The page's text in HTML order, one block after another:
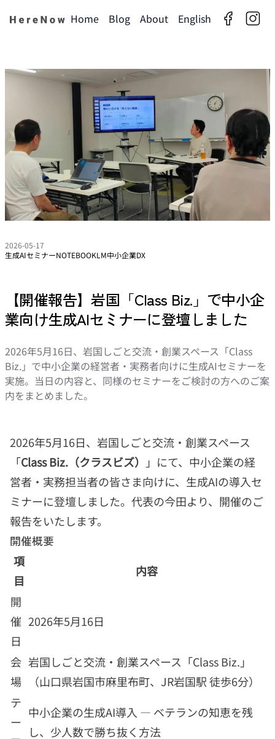
Home Blog About English facebook
2026-05-17
生成AIセミナーNOTEBOOKLM中小企業DX
【開催報告】岩国「Class Biz.」で中小企
業向け生成AIセミナーに登壇しました
2026年5月16日、岩国しごと交流・創業スペース「Class
Biz.」で中小企業の経営者・実務者向けに生成AIセミナーを
実施。当日の内容と、同様のセミナーをご検討の方へのご案
内をまとめました。
2026年5月16日、岩国しごと交流・創業スペース
「Class Biz.（クラスビズ）
」にて、中小企業の経
営者・実務担当者の皆さま向けに、生成AIの導入セ
ミナーに登壇しました。代表の今田より、開催のご
報告をいたします。
開催概要
項
目
内容
開
催
日
2026年5月16日
会
場
岩国しごと交流・創業スペース「Class Biz. 」
（山口県岩国市麻里布町、JR岩国駅 徒歩6分）
テ
ー
中小企業の生成AI導入 — ベテランの知恵を残
し、少人数で勝ち抜く方法